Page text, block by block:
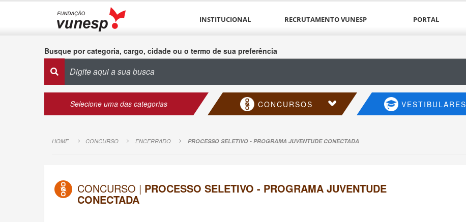
INSTITUCIONAL RECRUTAMENTO VUNESP PORTAL
Busque por categoria, cargo, cidade ou o termo de sua preferência
Selecione uma das categorias CONCURSOS VESTIBULARES
HOME CONCURSO ENCERRADO PROCESSO SELETIVO - PROGRAMA JUVENTUDE CONECTADA
CONCURSO | PROCESSO SELETIVO - PROGRAMA JUVENTUDE
CONECTADA